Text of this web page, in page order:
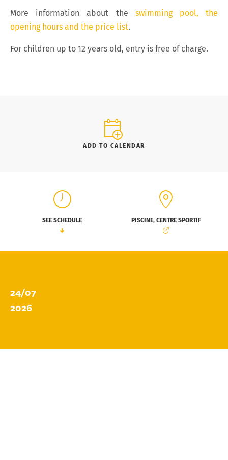
More information about the swimming pool, the
opening hours and the price list.
For children up to 12 years old, entry is free of charge.
ADD TO CALENDAR
SEE SCHEDULE PISCINE, CENTRE SPORTIF
24/07
2026